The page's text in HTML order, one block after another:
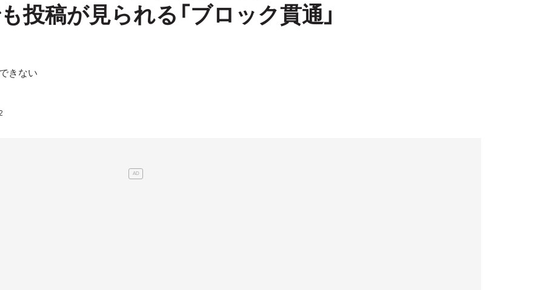
投稿が見られる「ブロック貫通」
きない